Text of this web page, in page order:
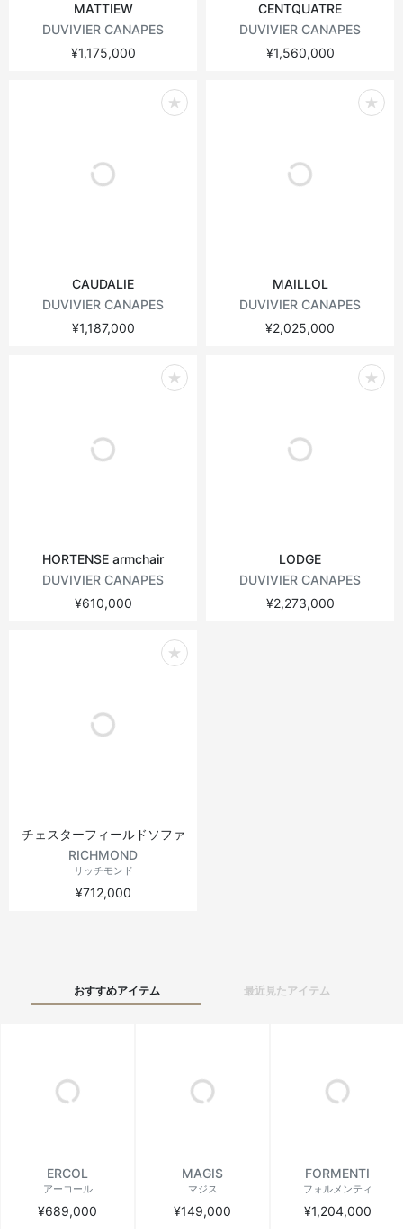
MATTIEW
DUVIVIER CANAPES
¥1,175,000
CENTQUATRE
DUVIVIER CANAPES
¥1,560,000
CAUDALIE
DUVIVIER CANAPES
¥1,187,000
MAILLOL
DUVIVIER CANAPES
¥2,025,000
HORTENSE armchair
DUVIVIER CANAPES
¥610,000
LODGE
DUVIVIER CANAPES
¥2,273,000
チェスターフィールドソファ
RICHMOND
リッチモンド
¥712,000
おすすめアイテム 最近見たアイテム
ERCOL
アーコール
¥689,000
MAGIS
マジス
¥149,000
FORMENTI
フォルメンティ
¥1,204,000